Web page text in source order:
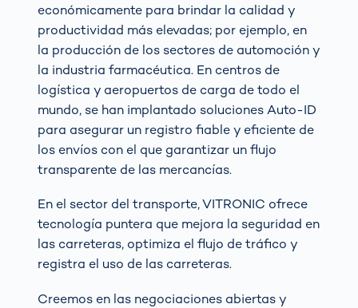
económicamente para brindar la calidad y
productividad más elevadas; por ejemplo, en
la producción de los sectores de automoción y
la industria farmacéutica. En centros de
logística y aeropuertos de carga de todo el
mundo, se han implantado soluciones Auto-ID
para asegurar un registro fiable y eficiente de
los envíos con el que garantizar un flujo
transparente de las mercancías.
En el sector del transporte, VITRONIC ofrece
tecnología puntera que mejora la seguridad en
las carreteras, optimiza el flujo de tráfico y
registra el uso de las carreteras.
Creemos en las negociaciones abiertas y